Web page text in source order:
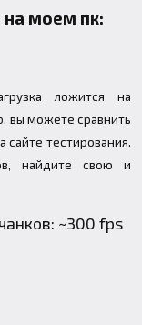
на моем пк:
ложится на
вы можете сравнить
сайте тестирования.
найдите свою и
~300 fps